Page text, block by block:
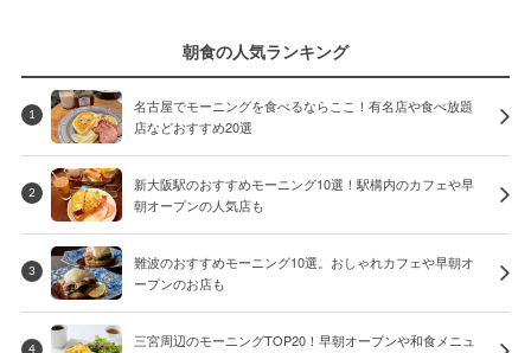
朝食の人気ランキング
1
名古屋でモーニングを食べるならここ！有名店や食べ放題
店などおすすめ20選
2
新大阪駅のおすすめモーニング10選！駅構内のカフェや早
朝オープンの人気店も
3
難波のおすすめモーニング10選。おしゃれカフェや早朝オ
ープンのお店も
4
三宮周辺のモーニングTOP20！早朝オープンや和食メニュ